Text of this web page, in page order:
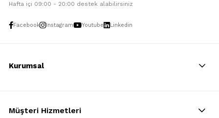
Hafta içi 09:00 - 20:00 destek alabilirsiniz
Facebook Instagram Youtube Linkedin
Kurumsal
Müşteri Hizmetleri